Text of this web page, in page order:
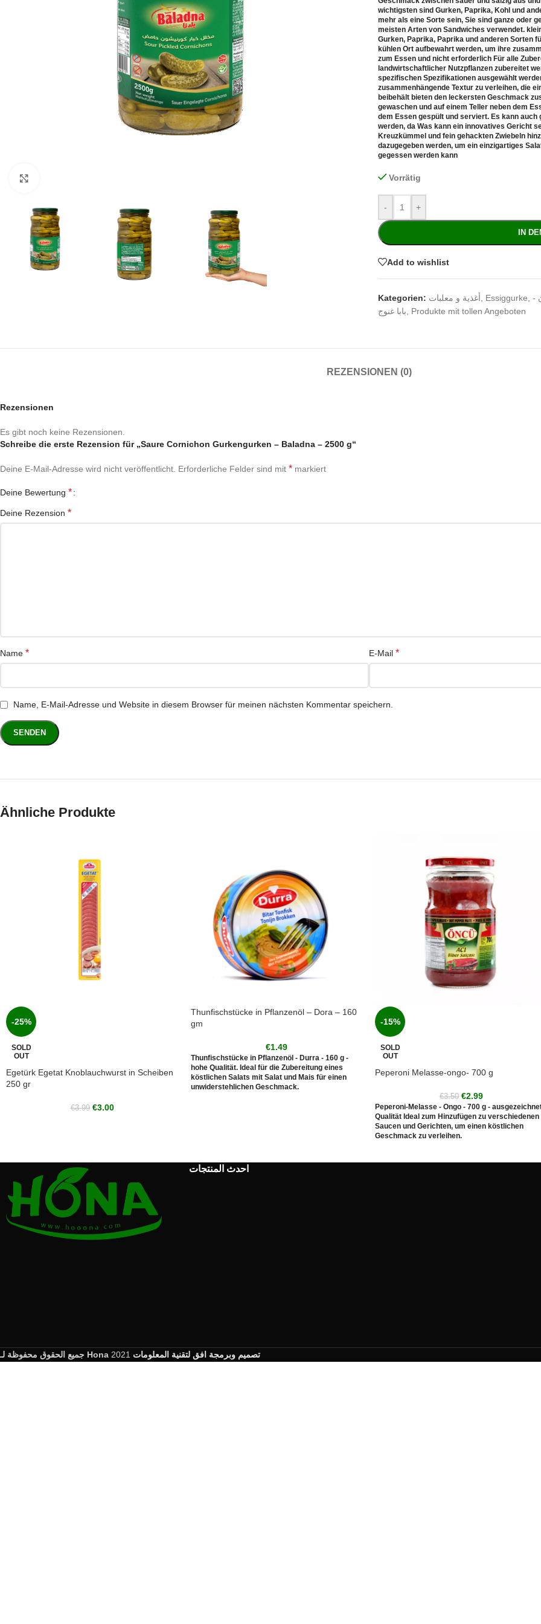
wichtigsten sind Gurken, Paprika, Kohl und
mehr als eine Sorte sein, Sie sind ganze oder
meisten Arten von Sandwiches verwendet.
Gurken, Paprika, Paprika und anderen Sorten
kühlen Ort aufbewahrt werden, um ihre
zum Essen und nicht erforderlich Für alle
landwirtschaftlicher Nutzpflanzen zubereitet
spezifischen Spezifikationen ausgewählt
zusammenhängende Textur zu verleihen, die
beibehält bieten den leckersten Geschmack
gewaschen und auf einem Teller neben dem
dem Essen gespült und serviert. Es kann
werden, da Was kann ein innovatives Gericht
Kreuzkümmel und fein gehackten Zwiebeln
dazugegeben werden, um ein einzigartiges
gegessen werden kann
Vorrätig
- +
IN
Add to wishlist
Kategorien: أغذية و معلبات Essiggurke -
بابا غنوج
Produkte mit tollen Angeboten
REZENSIONEN (0)
Rezensionen
Es gibt noch keine Rezensionen.
Schreibe die erste Rezension für „Saure Cornichon Gurkengurken – Baladna – 2500 g“
Deine E-Mail-Adresse wird nicht veröffentlicht. Erforderliche Felder sind mit * markiert
Deine Bewertung *
Deine Rezension *
Name * E-Mail *
Name, E-Mail-Adresse und Website in diesem Browser für meinen nächsten Kommentar speichern.
Ähnliche Produkte
-25%
SOLD
OUT
Egetürk Egetat Knoblauchwurst in Scheiben
250 gr
€3.99 €3.00
Thunfischstücke in Pflanzenöl – Dora – 160
gm
€1.49
Thunfischstücke in Pflanzenöl - Durra - 160 g -
hohe Qualität. Ideal für die Zubereitung eines
köstlichen Salats mit Salat und Mais für einen
unwiderstehlichen Geschmack.
-15%
SOLD
OUT
Peperoni Melasse-ongo- 700 g
€3.50 €2.99
Peperoni-Melasse - Ongo - 700 g -
Qualität Ideal zum Hinzufügen zu verschiedenen
Saucen und Gerichten, um einen köstlichen
Geschmack zu verleihen.
احدث المنتجات
جميع الحقوق محفوظة لـ Hona 2021 تصميم وبرمجة افق لتقنية المعلومات